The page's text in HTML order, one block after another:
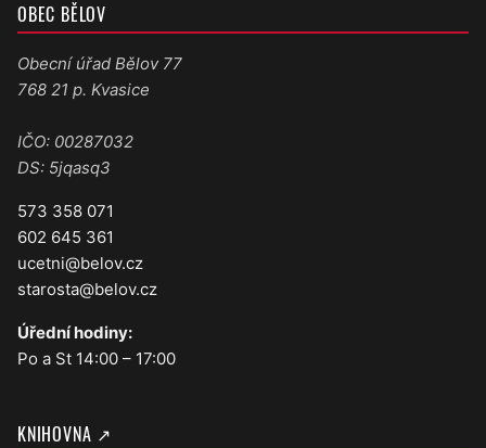
OBEC BĚLOV
Obecní úřad Bělov 77
768 21 p. Kvasice
IČO: 00287032
DS: 5jqasq3
573 358 071
602 645 361
ucetni@belov.cz
starosta@belov.cz
Úřední hodiny:
Po a St 14:00 – 17:00
KNIHOVNA ↗